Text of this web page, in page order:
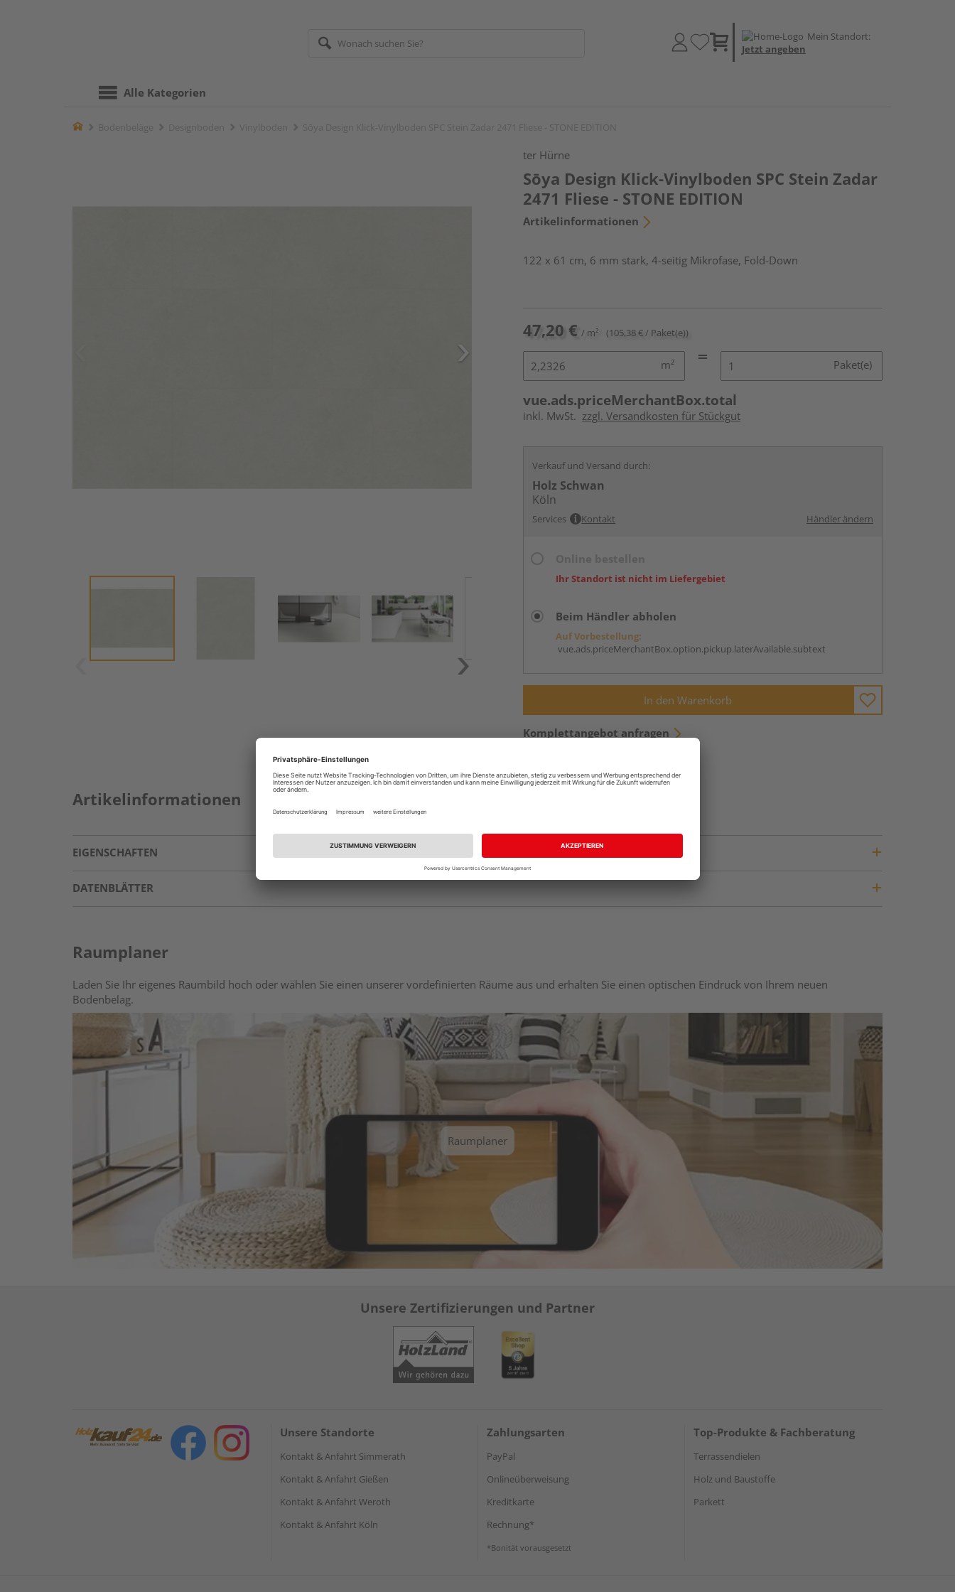
Mein Standort:
Jetzt angeben
Alle Kategorien
Home
ter Hürne
Sōya Design Klick-Vinylboden SPC Stein Zadar
2471 Fliese - STONE EDITION
Artikelinformationen
122 x 61 cm, 6 mm stark, 4-seitig Mikrofase, Fold-Down
47,20 € / m² (105,38 € / Paket(e))
m² Paket(e)
vue.ads.priceMerchantBox.total
inkl. MwSt. zzgl. Versandkosten für Stückgut
Verkauf und Versand durch:
Holz Schwan
Köln
Services Kontakt Händler ändern
Ihr Standort ist nicht im Liefergebiet
Beim Händler abholen
Auf Vorbestellung:
vue.ads.priceMerchantBox.option.pickup.laterAvailable.subtext
In den Warenkorb
Komplettangebot anfragen
Artikelinformationen
EIGENSCHAFTEN
DATENBLÄTTER
Raumplaner
Laden Sie Ihr eigenes Raumbild hoch oder wählen Sie einen unserer vordefinierten Räume aus und erhalten Sie einen optischen Eindruck von Ihrem neuen
Bodenbelag.
Raumplaner
Unsere Zertifizierungen und Partner
Unsere Standorte
Kontakt & Anfahrt Simmerath
Kontakt & Anfahrt Gießen
Kontakt & Anfahrt Weroth
Kontakt & Anfahrt Köln
Zahlungsarten
PayPal
Onlineüberweisung
Kreditkarte
Rechnung*
*Bonität vorausgesetzt
Top-Produkte & Fachberatung
Terrassendielen
Holz und Baustoffe
Parkett